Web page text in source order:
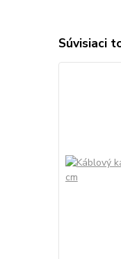
Súvisiaci